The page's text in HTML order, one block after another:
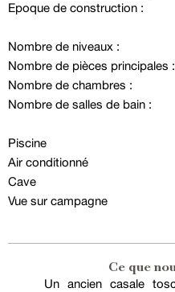
Epoque de construction :
Nombre de niveaux :
Nombre de pièces principales :
Nombre de chambres :
Nombre de salles de bain :
Piscine
Air conditionné
Cave
Vue sur campagne
Ce que
Un ancien casale